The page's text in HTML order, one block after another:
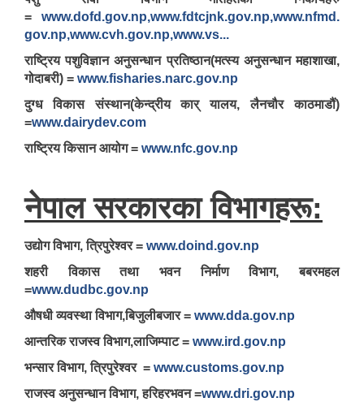
= www.dofd.gov.np,www.fdtcjnk.gov.np,www.nfmd.
gov.np,www.cvh.gov.np,www.vs...
राष्ट्रिय पशुविज्ञान अनुसन्धान प्रतिष्ठान(मत्स्य अनुसन्धान महाशाखा,
गोदाबरी) = www.fisharies.narc.gov.np
दुग्ध विकास संस्थान(केन्द्रीय कार् यालय, लैनचौर काठमाडौं)
=www.dairydev.com
राष्ट्रिय किसान आयोग = www.nfc.gov.np
नेपाल सरकारका विभागहरू:
उद्योग विभाग, त्रिपुरेश्वर = www.doind.gov.np
शहरी विकास तथा भवन निर्माण विभाग, बबरमहल
=www.dudbc.gov.np
औषधी व्यवस्था विभाग,बिजुलीबजार = www.dda.gov.np
आन्तरिक राजस्व विभाग,लाजिम्पाट = www.ird.gov.np
भन्सार विभाग, त्रिपुरेश्वर = www.customs.gov.np
राजस्व अनुसन्धान विभाग, हरिहरभवन =www.dri.gov.np